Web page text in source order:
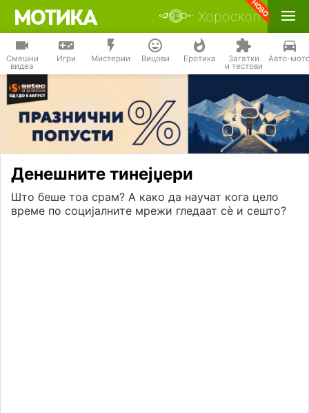
Хороскоп
Смешни
видеа
Игри Мистерии Вицови Еротика Загатки
и тестови
Авто-
Денешните тинејџери
Што беше тоа срам? А како да научат кога цело
време по социјалните мрежи гледаат сѐ и сешто?